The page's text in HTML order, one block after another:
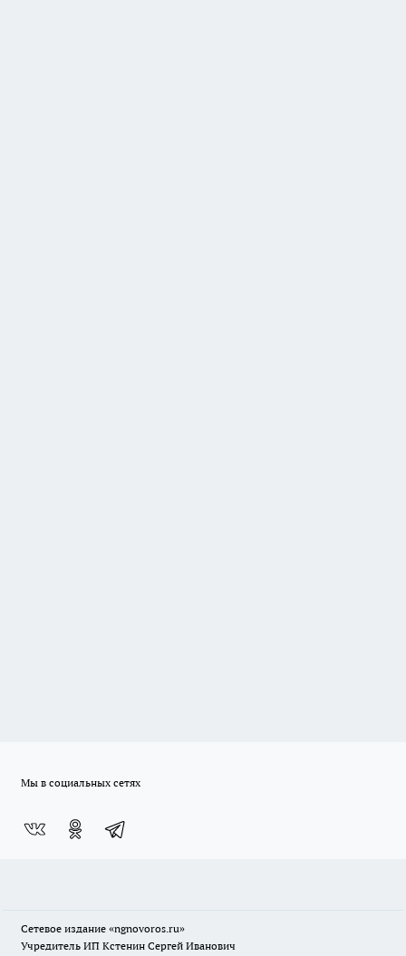
Мы в социальных сетях
Сетевое издание «ngnovoros.ru»
Учредитель ИП Кстенин Сергей Иванович